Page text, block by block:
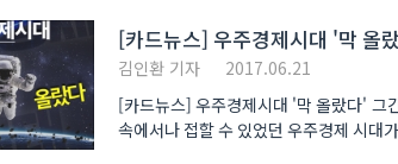
[카드뉴스] 우주경제시대 '막 올
김인환 기자
2017.06.21
[카드뉴스] 우주경제시대 '막 올랐다' 그
속에서나 접할 수 있었던 우주경제 시대